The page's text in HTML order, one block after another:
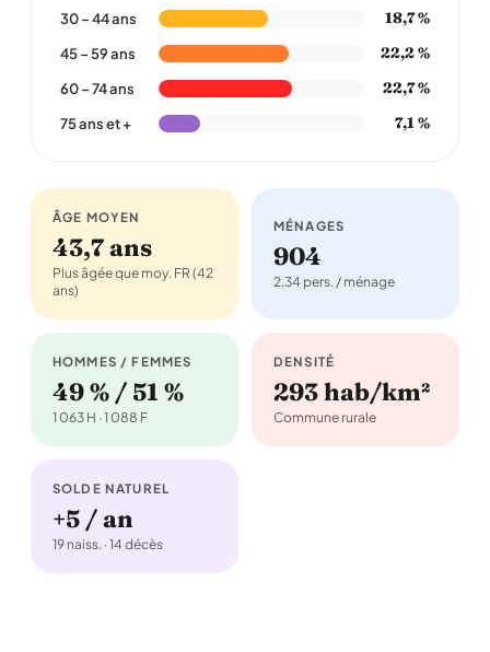
30 – 44 ans 18,7 %
45 – 59 ans 22,2 %
60 – 74 ans 22,7 %
75 ans et + 7,1 %
ÂGE MOYEN
43,7 ans
Plus âgée que moy. FR (42
ans)
MÉNAGES
904
2,34 pers. / ménage
HOMMES / FEMMES
49 % / 51 %
1 063 H · 1 088 F
DENSITÉ
293 hab/km²
Commune rurale
SOLDE NATUREL
+5 / an
19 naiss. · 14 décès